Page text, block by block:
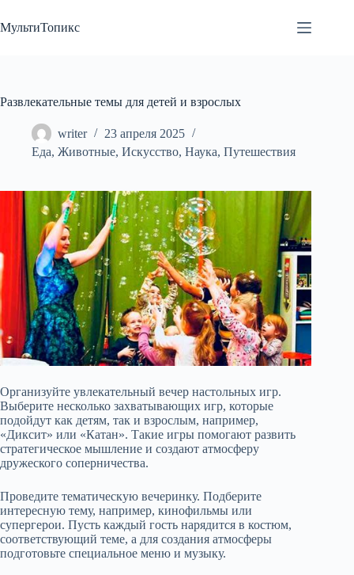
к
сути
МультиТопикс
Развлекательные темы для детей и взрослых
writer
23 апреля 2025
Еда, Животные, Искусство, Наука, Путешествия
Организуйте увлекательный вечер настольных игр.
Выберите несколько захватывающих игр, которые
подойдут как детям, так и взрослым, например,
«Диксит» или «Катан». Такие игры помогают развить
стратегическое мышление и создают атмосферу
дружеского соперничества.
Проведите тематическую вечеринку. Подберите
интересную тему, например, кинофильмы или
супергерои. Пусть каждый гость нарядится в костюм,
соответствующий теме, а для создания атмосферы
подготовьте специальное меню и музыку.